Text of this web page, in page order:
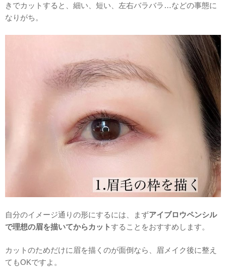
きでカットすると、細い、短い、左右バラバラ…などの事態に
なりがち。
自分のイメージ通りの形にするには、まずアイブロウペンシル
で理想の眉を描いてからカットすることをおすすめします。
カットのためだけに眉を描くのが面倒なら、眉メイク後に整え
てもOKですよ。